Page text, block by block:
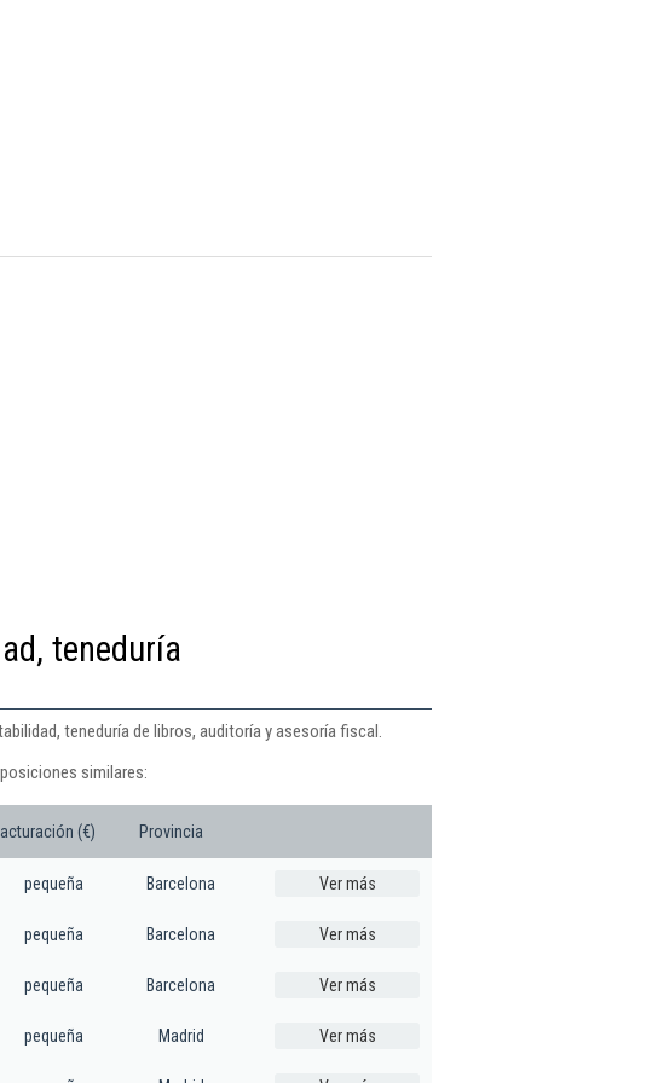
teneduría
teneduría de libros, auditoría y asesoría fiscal.
similares:
(€) Provincia
pequeña Barcelona Ver más
pequeña Barcelona Ver más
pequeña Barcelona Ver más
pequeña Madrid Ver más